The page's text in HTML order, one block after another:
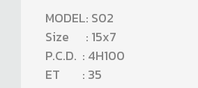
MODEL: S02
Size : 15x7
P.C.D. : 4H100
ET : 35